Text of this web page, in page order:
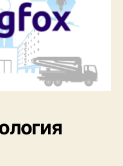
е
т
у
р
а
н